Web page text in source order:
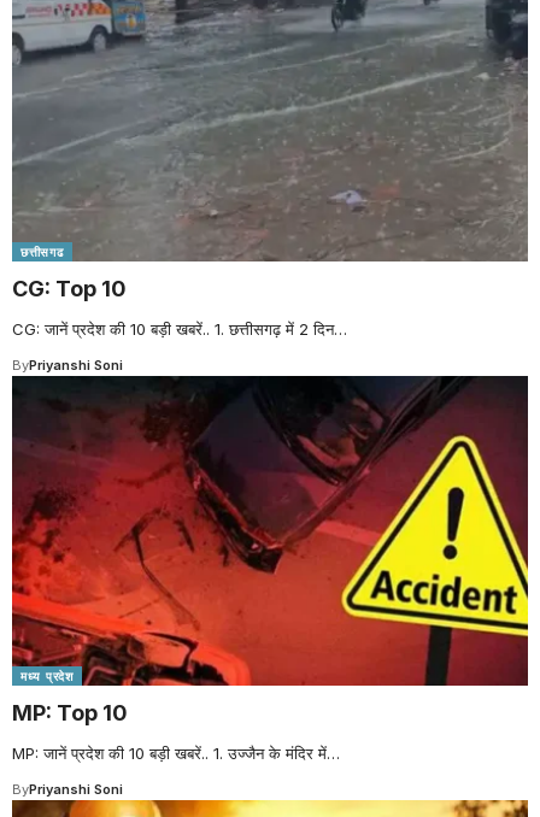
छत्तीसगढ
CG: Top 10
CG: जानें प्रदेश की 10 बड़ी खबरें.. 1. छत्तीसगढ़ में 2 दिन…
ByPriyanshi Soni
मध्य प्रदेश
MP: Top 10
MP: जानें प्रदेश की 10 बड़ी खबरें.. 1. उज्जैन के मंदिर में…
ByPriyanshi Soni